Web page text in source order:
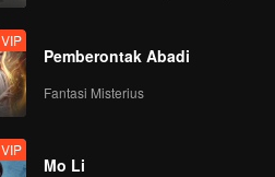
VIP
Pemberontak Abadi
Fantasi Misterius
VIP
Mo Li